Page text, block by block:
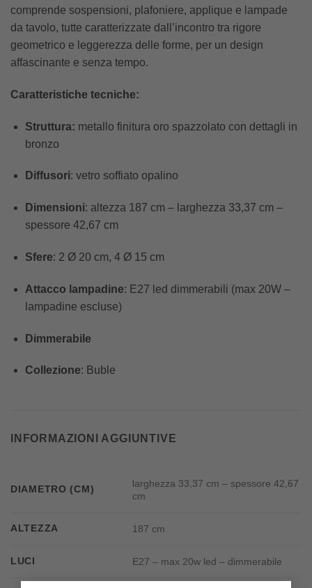
comprende sospensioni, plafoniere, applique e lampade
da tavolo, tutte caratterizzate dall’incontro tra rigore
geometrico e leggerezza delle forme, per un design
affascinante e senza tempo.
Caratteristiche tecniche:
Struttura: metallo finitura oro spazzolato con dettagli in
bronzo
Diffusori: vetro soffiato opalino
Dimensioni: altezza 187 cm – larghezza 33,37 cm –
spessore 42,67 cm
Sfere: 2 Ø 20 cm, 4 Ø 15 cm
Attacco lampadine: E27 led dimmerabili (max 20W –
lampadine escluse)
Dimmerabile
Collezione: Buble
INFORMAZIONI AGGIUNTIVE
DIAMETRO (CM)
larghezza 33,37 cm – spessore 42,67
cm
ALTEZZA 187 cm
LUCI E27 – max 20w led – dimmerabile